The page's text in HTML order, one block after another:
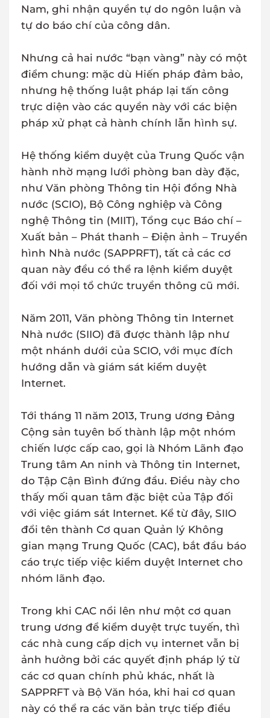
Nam, ghi nhận quyền tự do ngôn luận và
tự do báo chí của công dân.
Nhưng cả hai nước “bạn vàng” này có một
điểm chung: mặc dù Hiến pháp đảm bảo,
nhưng hệ thống luật pháp lại tấn công
trực diện vào các quyền này với các biện
pháp xử phạt cả hành chính lẫn hình sự.
Hệ thống kiểm duyệt của Trung Quốc vận
hành nhờ mạng lưới phòng ban dày đặc,
như Văn phòng Thông tin Hội đồng Nhà
nước (SCIO), Bộ Công nghiệp và Công
nghệ Thông tin (MIIT), Tổng cục Báo chí –
Xuất bản – Phát thanh – Điện ảnh – Truyền
hình Nhà nước (SAPPRFT), tất cả các cơ
quan này đều có thể ra lệnh kiểm duyệt
đối với mọi tổ chức truyền thông cũ mới.
Năm 2011, Văn phòng Thông tin Internet
Nhà nước (SIIO) đã được thành lập như
một nhánh dưới của SCIO, với mục đích
hướng dẫn và giám sát kiểm duyệt
Internet.
Tới tháng 11 năm 2013, Trung ương Đảng
Cộng sản tuyên bố thành lập một nhóm
chiến lược cấp cao, gọi là Nhóm Lãnh đạo
Trung tâm An ninh và Thông tin Internet,
do Tập Cận Bình đứng đầu. Điều này cho
thấy mối quan tâm đặc biệt của Tập đối
với việc giám sát Internet. Kể từ đây, SIIO
đổi tên thành Cơ quan Quản lý Không
gian mạng Trung Quốc (CAC), bắt đầu báo
cáo trực tiếp việc kiểm duyệt Internet cho
nhóm lãnh đạo.
Trong khi CAC nổi lên như một cơ quan
trung ương để kiểm duyệt trực tuyến, thì
các nhà cung cấp dịch vụ internet vẫn bị
ảnh hưởng bởi các quyết định pháp lý từ
các cơ quan chính phủ khác, nhất là
SAPPRFT và Bộ Văn hóa, khi hai cơ quan
này có thể ra các văn bản trực tiếp điều